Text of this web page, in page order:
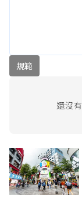
規範
還沒